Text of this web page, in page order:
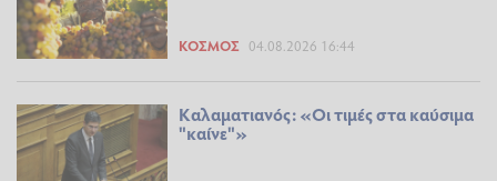
ΚΌΣΜΟΣ 04.08.2026 16:44
Καλαματιανός: «Οι τιμές στα καύσιμα
"καίνε"»